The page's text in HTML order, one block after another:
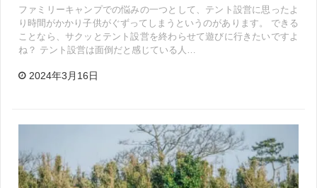
ファミリーキャンプでの悩みの一つとして、テント設営に思ったよ
り時間がかかり子供がぐずってしまうというのがあります。 できる
ことなら、サクッとテント設営を終わらせて遊びに行きたいですよ
ね？ テント設営は面倒だと感じている人…
2024年3月16日